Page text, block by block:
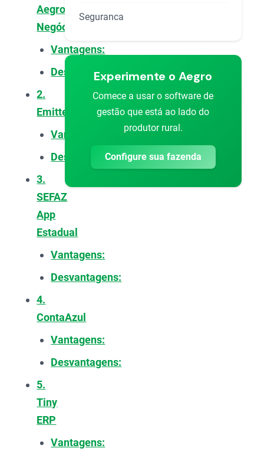
Aegro
Negócios
Vantagens:
Desvantagens:
2.
Emitte
Vantagens:
Desvantagens:
3.
SEFAZ
App
Estadual
Vantagens:
Desvantagens:
4.
ContaAzul
Vantagens:
Desvantagens:
5.
Tiny
ERP
Vantagens:
Seguranca
Experimente o Aegro
Comece a usar o software de
gestão que está ao lado do
produtor rural.
Configure sua fazenda